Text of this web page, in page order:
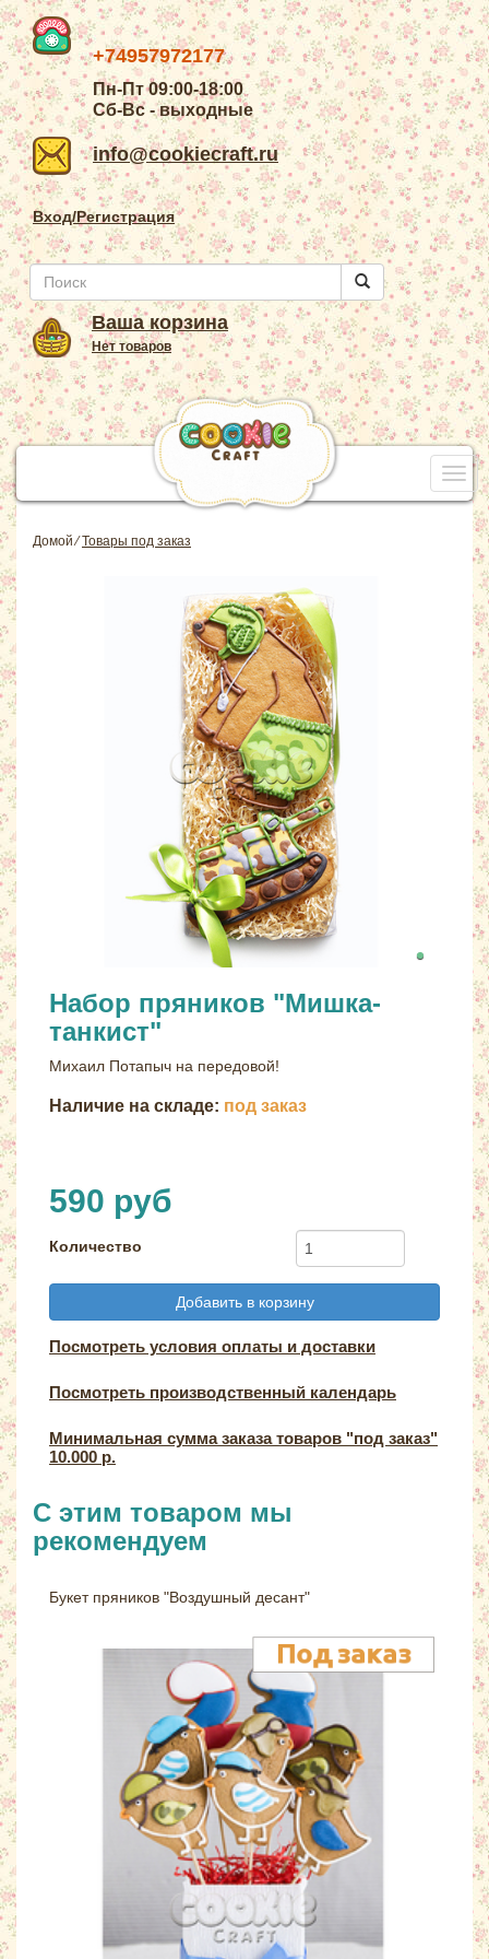
+74957972177
Пн-Пт 09:00-18:00
Сб-Вс - выходные
info@cookiecraft.ru
Вход/Регистрация
Ваша корзина
Нет товаров
Домой⁄Товары под заказ
Набор пряников "Мишка-
танкист"
Михаил Потапыч на передовой!
Наличие на складе: под заказ
590 руб
Количество
Добавить в корзину
Посмотреть условия оплаты и доставки
Посмотреть производственный календарь
Минимальная сумма заказа товаров "под заказ"
10.000 р.
С этим товаром мы
рекомендуем
Букет пряников "Воздушный десант"